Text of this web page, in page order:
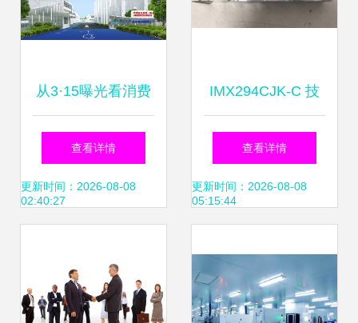
从3·15曝光看消费
信任重建:科学、透
明与可追溯,益生菌
查看详情
更新时间：2026-08-08
02:40:27
IMX294CJK-C 技
术咨询全面解析
查看详情
更新时间：2026-08-08
05:15:44